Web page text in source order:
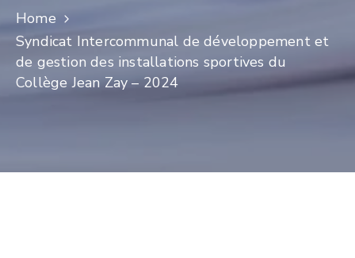
Home
Syndicat Intercommunal de développement et
de gestion des installations sportives du
Collège Jean Zay – 2024